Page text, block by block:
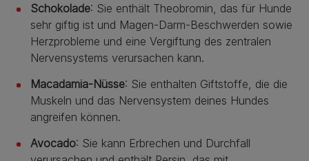
Schokolade: Sie enthält Theobromin, das für Hunde
sehr giftig ist und Magen-Darm-Beschwerden sowie
Herzprobleme und eine Vergiftung des zentralen
Nervensystems verursachen kann.
Macadamia-Nüsse: Sie enthalten Giftstoffe, die die
Muskeln und das Nervensystem deines Hundes
angreifen können.
Avocado: Sie kann Erbrechen und Durchfall